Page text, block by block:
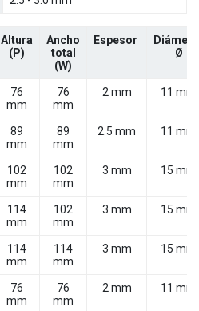
Altura
(P)
Ancho
total
(W)
Espesor
Ø
76
mm
76
mm
2 mm 11 mm
89
mm
89
mm
2.5 mm 11 mm
102
mm
102
mm
3 mm 15 mm
114
mm
102
mm
3 mm 15 mm
114
mm
114
mm
3 mm 15 mm
76
mm
76
mm
2 mm 11 mm